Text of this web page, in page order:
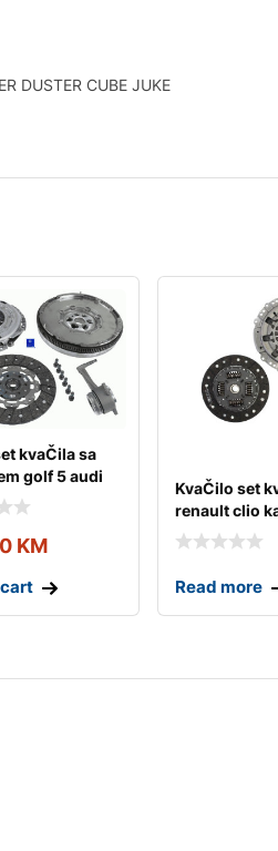
DUSTER CUBE JUKE
kvaČila sa
golf 5 audi
b6 2
KM
KvaČilo set
renault clio
thalia
Read more